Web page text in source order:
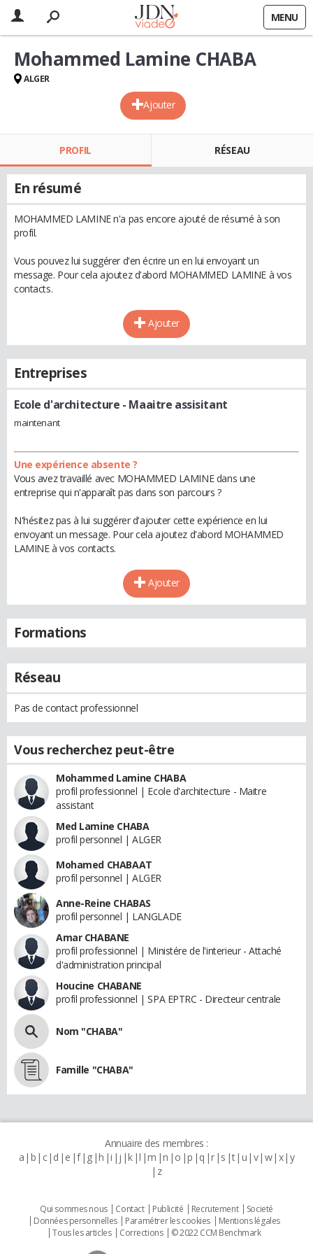
MENU
Ajouter
Mohammed Lamine CHABA
ALGER
PROFIL RÉSEAU
En résumé
MOHAMMED LAMINE n'a pas encore ajouté de résumé à son
profil.
Vous pouvez lui suggérer d'en écrire un en lui envoyant un
message. Pour cela ajoutez d'abord MOHAMMED LAMINE à vos
contacts.
Ajouter
Entreprises
Ecole d'architecture - Maaitre assisitant
maintenant
Une expérience absente ?
Vous avez travaillé avec MOHAMMED LAMINE dans une
entreprise qui n'apparaît pas dans son parcours ?
N'hésitez pas à lui suggérer d'ajouter cette expérience en lui
envoyant un message. Pour cela ajoutez d'abord MOHAMMED
LAMINE à vos contacts.
Ajouter
Formations
Réseau
Pas de contact professionnel
Vous recherchez peut-être
Mohammed Lamine CHABA
profil professionnel | Ecole d'architecture - Maitre
assistant
Med Lamine CHABA
profil personnel | ALGER
Mohamed CHABAAT
profil personnel | ALGER
Anne-Reine CHABAS
profil personnel | LANGLADE
Amar CHABANE
profil professionnel | Ministére de l'interieur - Attaché
d'administration principal
Houcine CHABANE
profil professionnel | SPA EPTRC - Directeur centrale
Nom "CHABA"
Famille "CHABA"
Annuaire des membres :
a b c d e f g h i j k l m n o p q r s t u v w x y
z
Qui sommes nous Contact Publicité Recrutement
Societé
Données personnelles
Paramétrer les cookies
Mentions légales
Tous les articles
Corrections © 2022 CCM Benchmark